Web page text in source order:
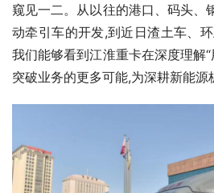
窥见一二。从以往的港口、码头、
动牵引车的开发,到近日渣土车、
我们能够看到江淮重卡在深度理解
突破业务的更多可能,为深耕新能源